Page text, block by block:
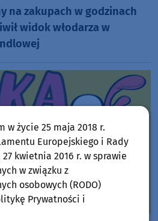
na zakupach w godzinach
widok włodarza w
w życie 25 maja 2018 r.
Europejskiego i Rady
kwietnia 2016 r. w sprawie
w związku z
osobowych (RODO)
Prywatności i